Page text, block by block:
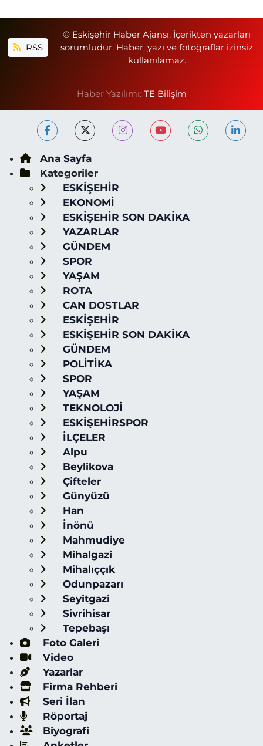
RSS
© Eskişehir Haber Ajansı. İçerikten yazarları
sorumludur. Haber, yazı ve fotoğraflar izinsiz
kullanılamaz.
Haber Yazılımı: TE Bilişim
Ana Sayfa
Kategoriler
ESKİŞEHİR
EKONOMİ
ESKİŞEHİR SON DAKİKA
YAZARLAR
GÜNDEM
SPOR
YAŞAM
ROTA
CAN DOSTLAR
ESKİŞEHİR
ESKİŞEHİR SON DAKİKA
GÜNDEM
POLİTİKA
SPOR
YAŞAM
TEKNOLOJİ
ESKİŞEHİRSPOR
İLÇELER
Alpu
Beylikova
Çifteler
Günyüzü
Han
İnönü
Mahmudiye
Mihalgazi
Mihalıççık
Odunpazarı
Seyitgazi
Sivrihisar
Tepebaşı
Foto Galeri
Video
Yazarlar
Firma Rehberi
Seri İlan
Röportaj
Biyografi